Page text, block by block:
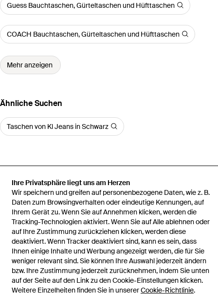
Ihre Privatsphäre liegt uns am Herzen
Wir speichern und greifen auf personenbezogene Daten, wie z. B.
Daten zum Browsingverhalten oder eindeutige Kennungen, auf
Ihrem Gerät zu. Wenn Sie auf Annehmen klicken, werden die
Tracking-Technologien aktiviert. Wenn Sie auf Alle ablehnen oder
auf Ihre Zustimmung zurückziehen klicken, werden diese
deaktiviert. Wenn Tracker deaktiviert sind, kann es sein, dass
Ihnen einige Inhalte und Werbung angezeigt werden, die für Sie
weniger relevant sind. Sie können Ihre Auswahl jederzeit ändern
bzw. Ihre Zustimmung jederzeit zurücknehmen, indem Sie unten
auf der Seite auf den Link zu den Cookie-Einstellungen klicken.
Weitere Einzelheiten finden Sie in unsererCookie-Richtlinie.
Guess Bauchtaschen, Gürteltaschen und Hüfttaschen
COACH Bauchtaschen, Gürteltaschen und Hüfttaschen
Mehr anzeigen
Ähnliche Suchen
Taschen von Kl Jeans in Schwarz
Startseite
Herren Bauchtaschen, Gürteltaschen und Hüfttaschen
Gürteltasche Mit Riemen, Herren, Größe
Hilfe und Informationen